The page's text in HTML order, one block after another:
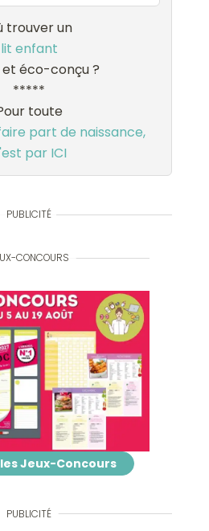
trouver un
lit enfant
et éco-conçu ?
*****
toute
part de naissance,
par ICI
PUBLICITÉ
CONCOURS
Jeux-Concours
PUBLICITÉ